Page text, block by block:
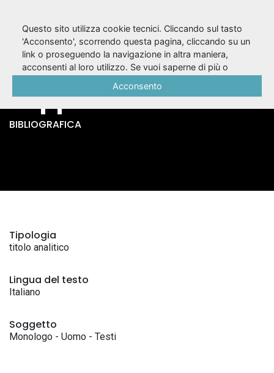
Ganimede / Paolo
Puppa
BIBLIOGRAFICA
Tipologia
titolo analitico
Lingua del testo
Italiano
Soggetto
Monologo - Uomo - Testi
Questo sito utilizza cookie tecnici. Cliccando sul tasto
'Acconsento', scorrendo questa pagina, cliccando su un
link o proseguendo la navigazione in altra maniera,
acconsenti al loro utilizzo. Se vuoi saperne di più o
Acconsento